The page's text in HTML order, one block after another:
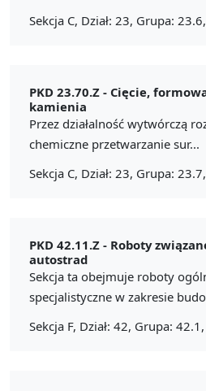
Sekcja C, Dział: 23, Grupa:
PKD 23.70.Z - Cięcie,
kamienia
Przez działalność wytwórczą
chemiczne przetwarzanie sur...
Sekcja C, Dział: 23, Grupa:
PKD 42.11.Z - Roboty
autostrad
Sekcja ta obejmuje roboty
specjalistyczne w zakresie
Sekcja F, Dział: 42, Grupa: